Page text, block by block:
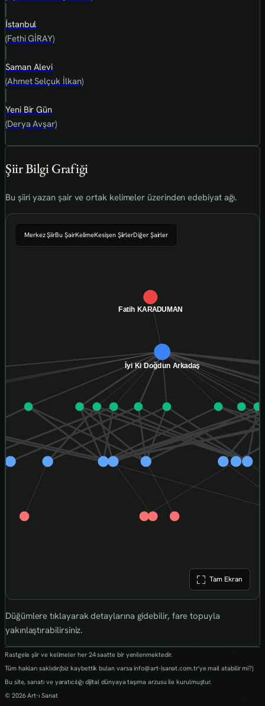
İstanbul
(Fethi GİRAY)
Saman Alevi
(Ahmet Selçuk İlkan)
Yeni Bir Gün
(Derya Avşar)
Şiir Bilgi Grafiği
Bu şiiri yazan şair ve ortak kelimeler üzerinden edebiyat ağı.
Tam Ekran
Merkez ŞiirBu ŞairKelimeKesişen ŞiirlerDiğer Şairler
Düğümlere tıklayarak detaylarına gidebilir, fare topuyla
yakınlaştırabilirsiniz.
Rastgele şiir ve kelimeler her 24 saatte bir yenilenmektedir.
Tüm hakları saklıdır.(biz kaybettik bulan varsa info@art-isanat.com.tr'ye mail atabilir mi?)
Bu site, sanatı ve yaratıcılığı dijital dünyaya taşıma arzusu ile kurulmuştur.
© 2026 Art-ı Sanat